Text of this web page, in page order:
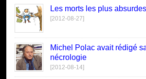
Les morts les plus absurdes
[2012-08-27]
Michel Polac avait rédigé
nécrologie
[2012-08-14]